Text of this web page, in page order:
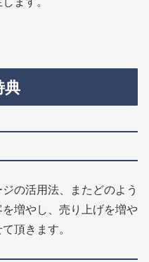
典
の活用法、またどのよう
増やし、売り上げを増や
頂きます。